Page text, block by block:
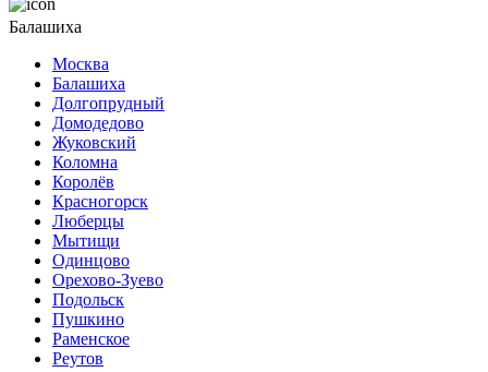
Балашиха
Москва
Балашиха
Долгопрудный
Домодедово
Жуковский
Коломна
Королёв
Красногорск
Люберцы
Мытищи
Одинцово
Орехово-Зуево
Подольск
Пушкино
Раменское
Реутов